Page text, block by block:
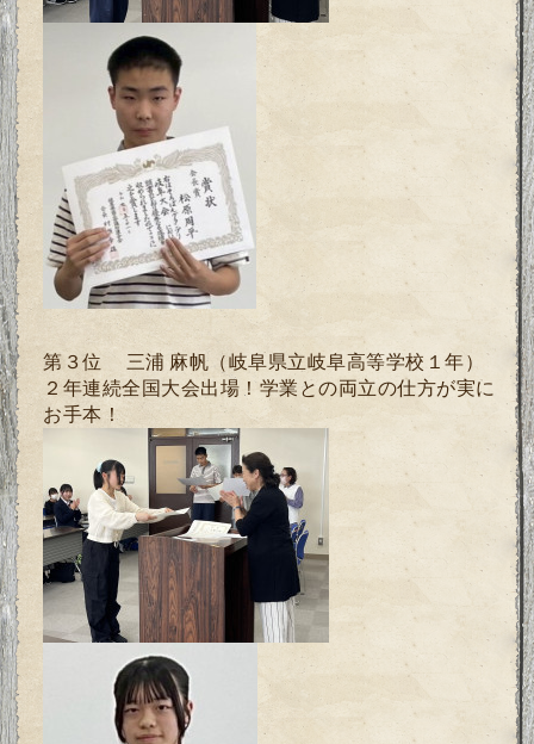
第３位 三浦 麻帆 （岐阜県立岐阜高等学校１年）
２年連続全国大会出場！学業との両立の仕方が実に
お手本！